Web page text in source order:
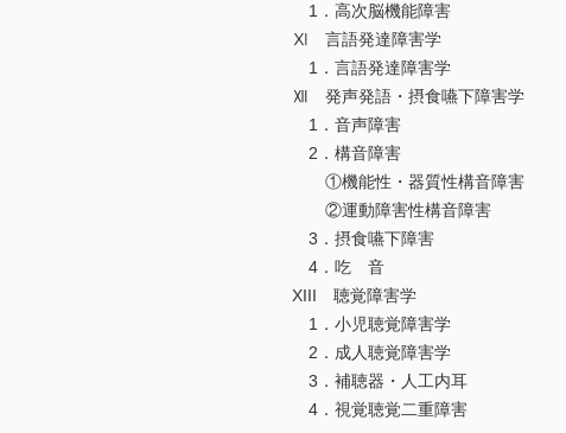
1．高次脳機能障害
Ⅺ 言語発達障害学
1．言語発達障害学
Ⅻ 発声発語・摂食嚥下障害学
1．音声障害
2．構音障害
①機能性・器質性構音障害
②運動障害性構音障害
3．摂食嚥下障害
4．吃 音
XIII 聴覚障害学
1．小児聴覚障害学
2．成人聴覚障害学
3．補聴器・人工内耳
4．視覚聴覚二重障害